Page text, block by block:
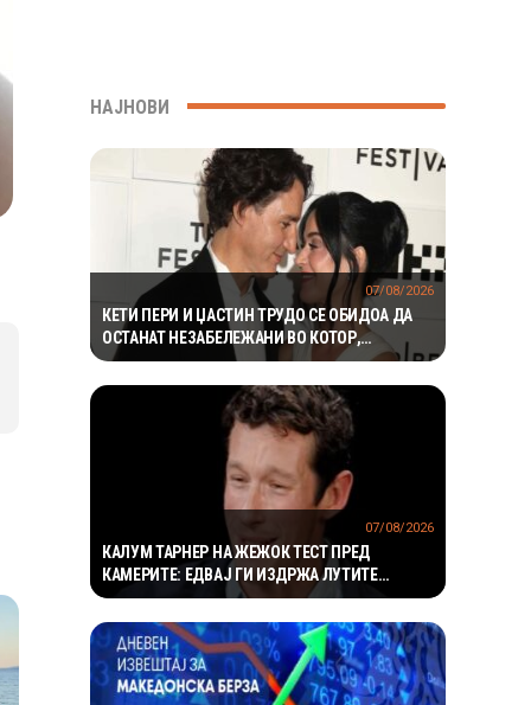
НАЈНОВИ
КЕТИ ПЕРИ И ЏАСТИН ТРУДО СЕ ОБИДОА ДА
ОСТАНАТ НЕЗАБЕЛЕЖАНИ ВО КОТОР,
МЕШТАНИТЕ СО ДУХОВИТИ РЕАКЦИИ: „НИКОЈ
НЕ БИ ГИ ПРЕПОЗНАЛ“
07/08/2026
КАЛУМ ТАРНЕР НА ЖЕЖОК ТЕСТ ПРЕД
КАМЕРИТЕ: ЕДВАЈ ГИ ИЗДРЖА ЛУТИТЕ
КРИЛЦА – „УСТАТА МИ ГОРИ“
07/08/2026